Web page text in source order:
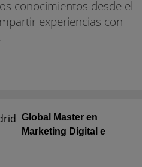
conocimientos desde el
experiencias con
Global Master en
Marketing Digital e